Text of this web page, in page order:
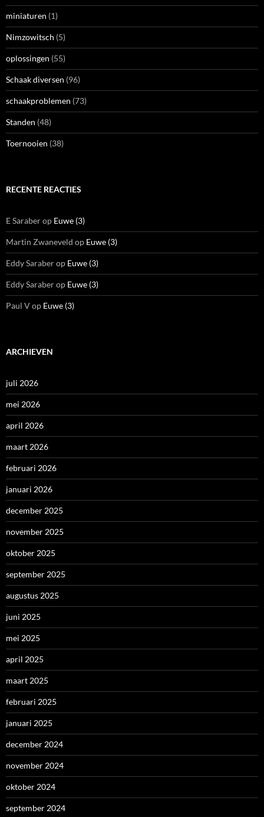
miniaturen (1)
Nimzowitsch (5)
oplossingen (55)
Schaak diversen (96)
schaakproblemen (73)
Standen (48)
Toernooien (38)
RECENTE REACTIES
E Saraberop Euwe (3)
Martin Zwaneveld op Euwe (3)
Eddy Saraberop Euwe (3)
Eddy Saraberop Euwe (3)
Paul Vop Euwe (3)
ARCHIEVEN
juli 2026
mei 2026
april 2026
maart 2026
februari 2026
januari 2026
december 2025
november 2025
oktober 2025
september 2025
augustus 2025
juni 2025
mei 2025
april 2025
maart 2025
februari 2025
januari 2025
december 2024
november 2024
oktober 2024
september 2024